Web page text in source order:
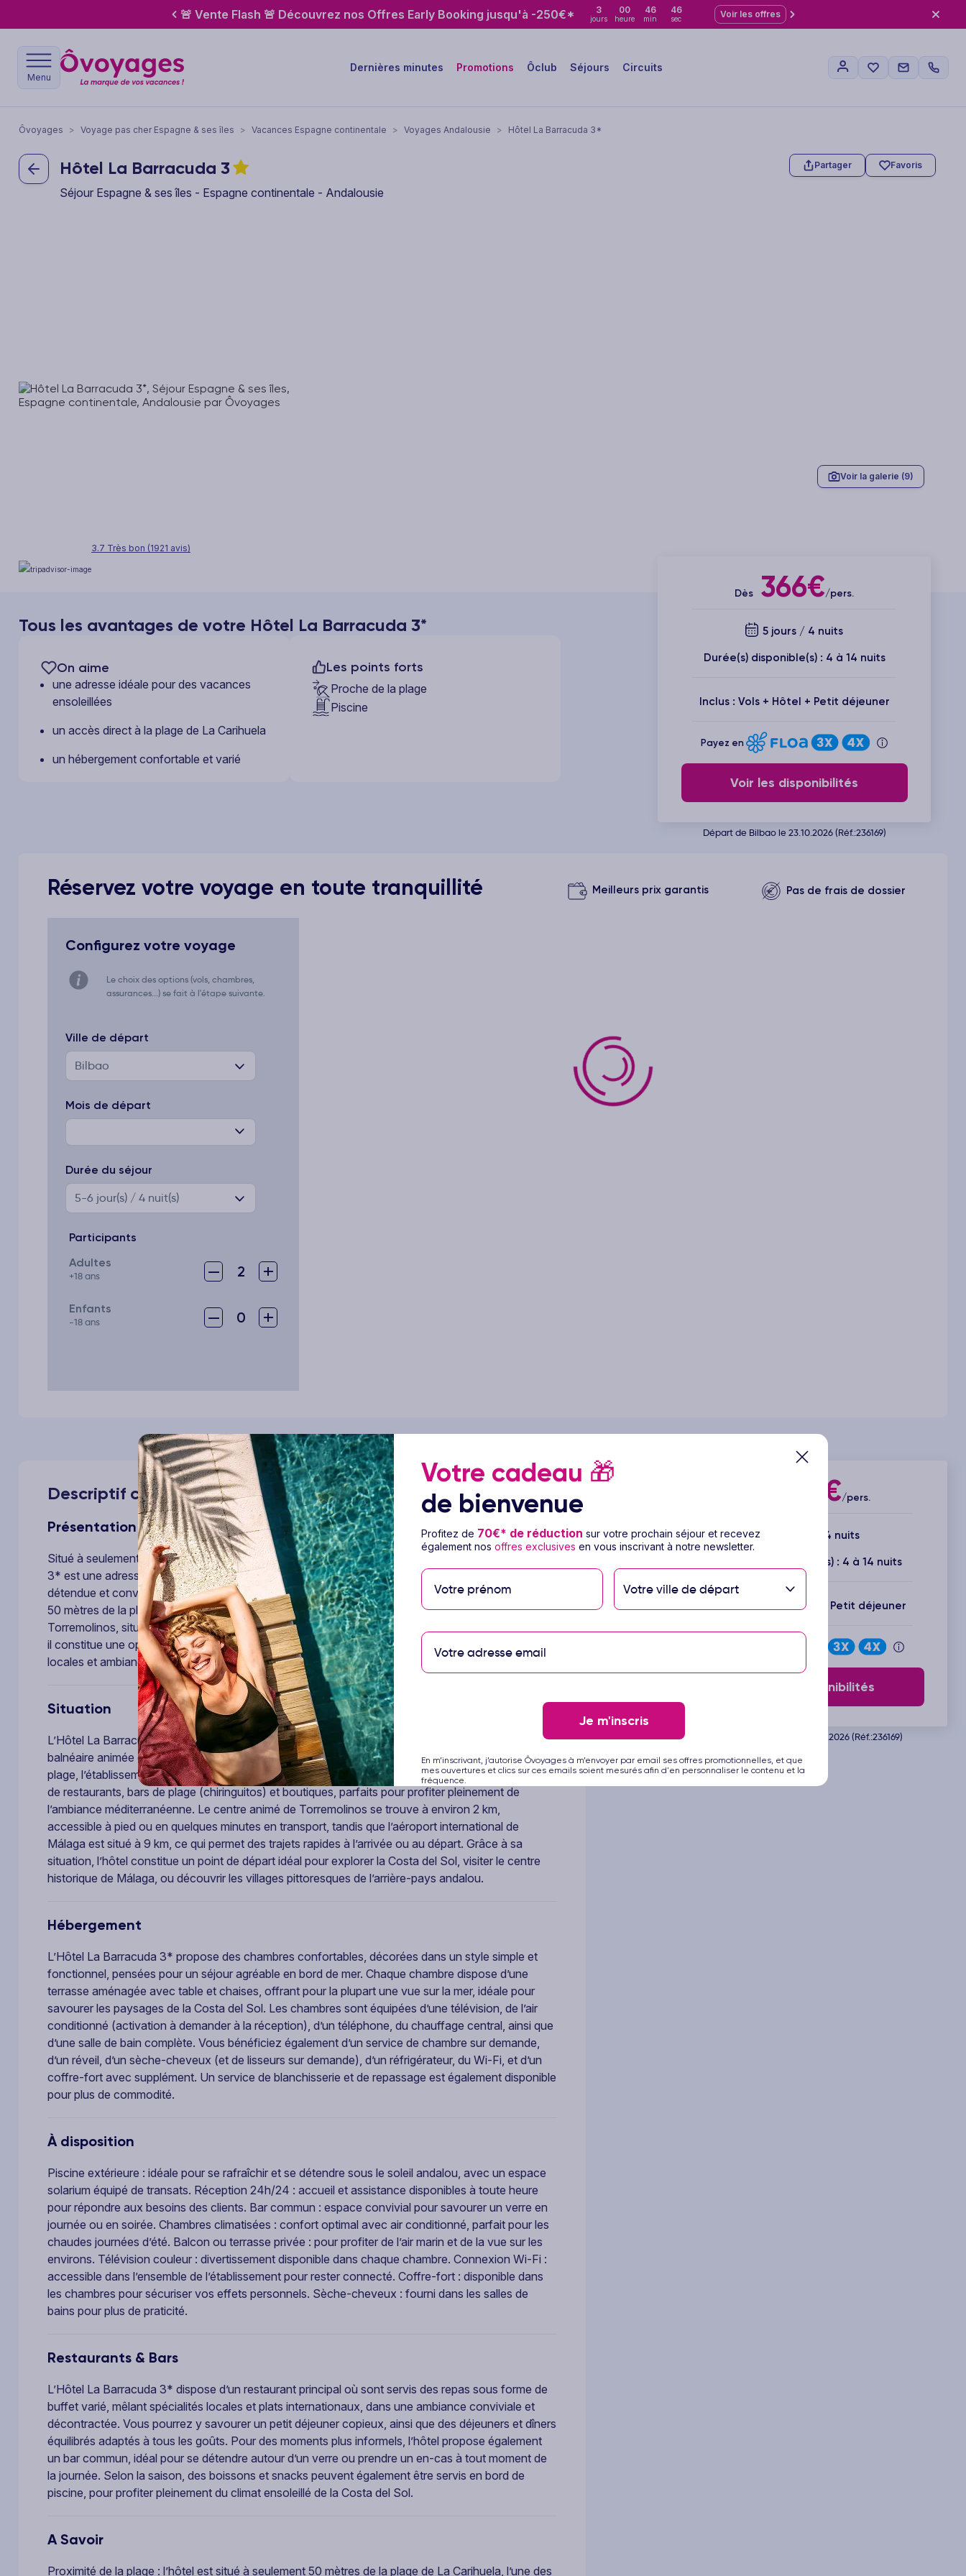
🚨 Vente Flash 🚨 Découvrez nos Offres Early Booking jusqu'à -250€* 3
jours
00
heure
46
min
45
sec Voir les offres
Menu
Dernières minutes Promotions Ôclub Séjours Circuits
Ôvoyages > Voyage pas cher Espagne & ses îles > Vacances Espagne continentale > Voyages Andalousie > Hôtel La Barracuda 3*
Hôtel La Barracuda 3
Séjour Espagne & ses îles - Espagne continentale - Andalousie
Partager Favoris
Voir la galerie (9)
3.7 Très bon (1921 avis)
Tous les avantages de votre Hôtel La Barracuda 3*
On aime
une adresse idéale pour des vacances
ensoleillées
un accès direct à la plage de La Carihuela
un hébergement confortable et varié
Les points forts
Proche de la plage
Piscine
Dès 366€/pers.
5 jours / 4 nuits
Durée(s) disponible(s) : 4 à 14 nuits
Inclus : Vols + Hôtel + Petit déjeuner
Payez en
Voir les disponibilités
Départ de Bilbao le 23.10.2026 (Réf.:236169)
Réservez votre voyage en toute tranquillité Meilleurs prix garantis Pas de frais de dossier
Configurez votre voyage
Le choix des options (vols, chambres,
assurances...) se fait à l'étape suivante.
Ville de départ
Bilbao
Mois de départ
Durée du séjour
5-6 jour(s) / 4 nuit(s)
Participants
Adultes
+18 ans – 2 +
Enfants
-18 ans – 0 +
Descriptif complet de votre voyage Hôtel La Barracuda 3*
Présentation
Situé à seulement quelques pas de la plage de La Carihuela, à Torremolinos, l’Hôtel La Barracuda
3* est une adresse idéale pour profiter pleinement du littoral andalou dans une atmosphère
détendue et conviviale. Cet établissement de bord de mer séduit par son emplacement privilégié à
50 mètres de la plage, à proximité des commerces, restaurants typiques et animations du centre de
Torremolinos, situé à 2 km. Facilement accessible depuis l’aéroport de Málaga (à seulement 9 km),
il constitue une option pratique pour les voyageurs souhaitant combiner farniente, découvertes
locales et ambiance méditerranéenne.
Situation
L’Hôtel La Barracuda 3* bénéficie d’un emplacement idéal sur le littoral de Torremolinos, station
balnéaire animée de la province de Málaga, en Andalousie. Situé à seulement 50 mètres de la
plage, l’établissement offre un accès direct à la célèbre promenade maritime La Carihuela, bordée
de restaurants, bars de plage (chiringuitos) et boutiques, parfaits pour profiter pleinement de
l’ambiance méditerranéenne. Le centre animé de Torremolinos se trouve à environ 2 km,
accessible à pied ou en quelques minutes en transport, tandis que l’aéroport international de
Málaga est situé à 9 km, ce qui permet des trajets rapides à l’arrivée ou au départ. Grâce à sa
situation, l’hôtel constitue un point de départ idéal pour explorer la Costa del Sol, visiter le centre
historique de Málaga, ou découvrir les villages pittoresques de l’arrière-pays andalou.
Hébergement
L’Hôtel La Barracuda 3* propose des chambres confortables, décorées dans un style simple et
fonctionnel, pensées pour un séjour agréable en bord de mer. Chaque chambre dispose d’une
terrasse aménagée avec table et chaises, offrant pour la plupart une vue sur la mer, idéale pour
savourer les paysages de la Costa del Sol. Les chambres sont équipées d’une télévision, de l’air
conditionné (activation à demander à la réception), d’un téléphone, du chauffage central, ainsi que
d’une salle de bain complète. Vous bénéficiez également d’un service de chambre sur demande,
d’un réveil, d’un sèche-cheveux (et de lisseurs sur demande), d’un réfrigérateur, du Wi-Fi, et d’un
coffre-fort avec supplément. Un service de blanchisserie et de repassage est également disponible
pour plus de commodité.
À disposition
Piscine extérieure : idéale pour se rafraîchir et se détendre sous le soleil andalou, avec un espace
solarium équipé de transats. Réception 24h/24 : accueil et assistance disponibles à toute heure
pour répondre aux besoins des clients. Bar commun : espace convivial pour savourer un verre en
journée ou en soirée. Chambres climatisées : confort optimal avec air conditionné, parfait pour les
chaudes journées d’été. Balcon ou terrasse privée : pour profiter de l’air marin et de la vue sur les
environs. Télévision couleur : divertissement disponible dans chaque chambre. Connexion Wi-Fi :
accessible dans l’ensemble de l’établissement pour rester connecté. Coffre-fort : disponible dans
les chambres pour sécuriser vos effets personnels. Sèche-cheveux : fourni dans les salles de
bains pour plus de praticité.
Restaurants & Bars
L’Hôtel La Barracuda 3* dispose d’un restaurant principal où sont servis des repas sous forme de
buffet varié, mêlant spécialités locales et plats internationaux, dans une ambiance conviviale et
décontractée. Vous pourrez y savourer un petit déjeuner copieux, ainsi que des déjeuners et dîners
équilibrés adaptés à tous les goûts. Pour des moments plus informels, l’hôtel propose également
un bar commun, idéal pour se détendre autour d’un verre ou prendre un en-cas à tout moment de
la journée. Selon la saison, des boissons et snacks peuvent également être servis en bord de
piscine, pour profiter pleinement du climat ensoleillé de la Costa del Sol.
A Savoir
Proximité de la plage : l’hôtel est situé à seulement 50 mètres de la plage de La Carihuela, l’une des
366€/pers.
5 jours / 4 nuits
Durée(s) disponible(s) : 4 à 14 nuits
Inclus : Vols + Hôtel + Petit déjeuner
Voir les disponibilités
Départ de Bilbao le 23.10.2026 (Réf.:236169)
Votre cadeau 🎁
de bienvenue
Profitez de 70€* de réduction sur votre prochain séjour et recevez
également nosoffres exclusives en vous inscrivant à notre newsletter.
Votre ville de départ
Je m'inscris
En m’inscrivant, j’autorise Ôvoyages à m’envoyer par email ses offres promotionnelles, et que
mes ouvertures et clics sur ces emails soient mesurés afin d'en personnaliser le contenu et la
fréquence.